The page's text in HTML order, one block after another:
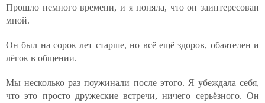
Прошло немного времени, и я поняла, что он заинтересован
мной.
Он был на сорок лет старше, но всё ещё здоров, обаятелен и
лёгок в общении.
Мы несколько раз поужинали после этого. Я убеждала себя,
что это просто дружеские встречи, ничего серьёзного. Он